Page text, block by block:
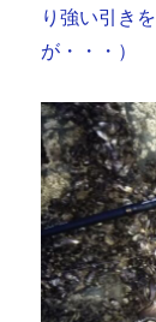
り強い引き
が・・・）